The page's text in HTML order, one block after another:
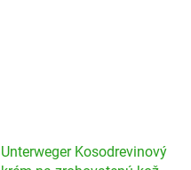
Unterweger Kosodrevinový